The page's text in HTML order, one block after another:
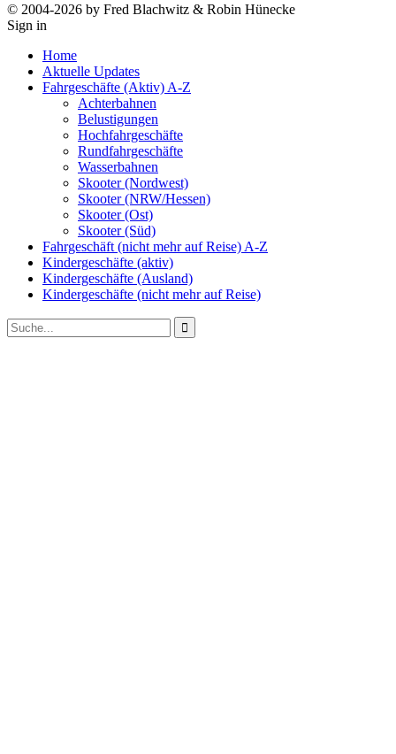
© 2004-2026 by Fred Blachwitz & Robin Hünecke
Sign in
Home
Aktuelle Updates
Fahrgeschäfte (Aktiv) A-Z
Achterbahnen
Belustigungen
Hochfahrgeschäfte
Rundfahrgeschäfte
Wasserbahnen
Skooter (Nordwest)
Skooter (NRW/Hessen)
Skooter (Ost)
Skooter (Süd)
Fahrgeschäft (nicht mehr auf Reise) A-Z
Kindergeschäfte (aktiv)
Kindergeschäfte (Ausland)
Kindergeschäfte (nicht mehr auf Reise)